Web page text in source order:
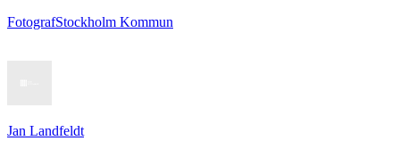
FotografStockholm Kommun
Jan Landfeldt